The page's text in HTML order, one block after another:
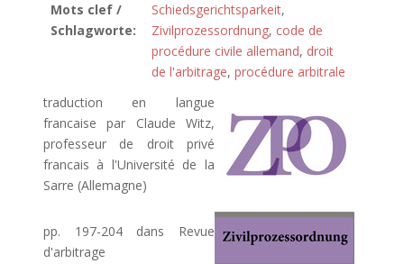
Mots clef /
Schlagworte:
Schiedsgerichtsparkeit,
Zivilprozessordnung, code de
procédure civile allemand, droit
de l'arbitrage, procédure arbitrale
traduction en langue
francaise par Claude Witz,
professeur de droit privé
francais à l'Université de la
Sarre (Allemagne)
pp. 197-204 dans Revue
d'arbitrage